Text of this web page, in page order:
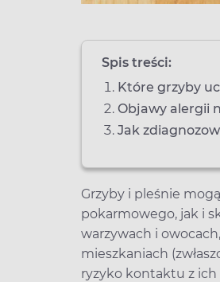
Spis treści:
Które grzyby
Objawy alergii
Jak
Grzyby i pleśnie
pokarmowego, jak i
warzywach i
mieszkaniach
ryzyko kontaktu z ich